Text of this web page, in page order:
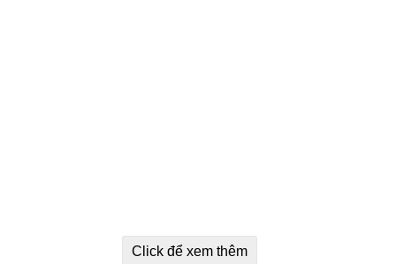
Click để xem thêm